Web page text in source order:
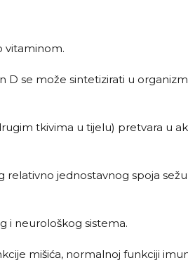
vitaminom.
D se može sintetizirati u
tkivima u tijelu) pretvara u
relativno jednostavnog spoja
i neurološkog sistema.
mišića, normalnoj funkciji